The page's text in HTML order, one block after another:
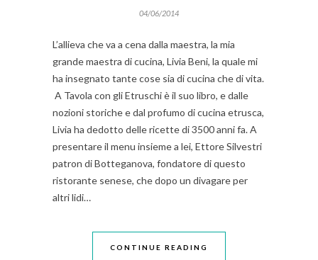
04/06/2014
L’allieva che va a cena dalla maestra, la mia
grande maestra di cucina, Livia Beni, la quale mi
ha insegnato tante cose sia di cucina che di vita.
A Tavola con gli Etruschi è il suo libro, e dalle
nozioni storiche e dal profumo di cucina etrusca,
Livia ha dedotto delle ricette di 3500 anni fa. A
presentare il menu insieme a lei, Ettore Silvestri
patron di Botteganova, fondatore di questo
ristorante senese, che dopo un divagare per
altri lidi…
CONTINUE READING